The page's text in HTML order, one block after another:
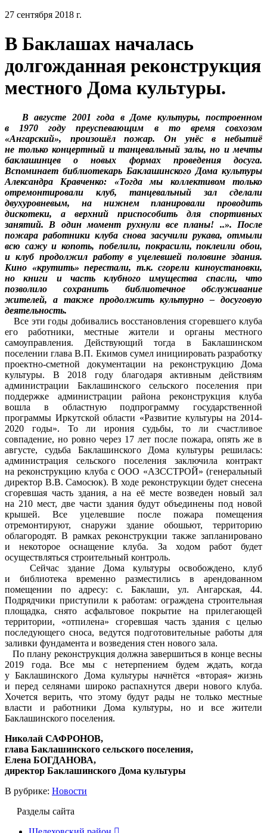
27 сентября 2018 г.
В Баклашах началась
долгожданная реконструкция
местного Дома культуры.
В августе 2001 года в Доме культуры, построенном
в 1970 году преуспевающим в то время совхозом
«Ангарский», произошёл пожар. Он унёс в небытиё
не только концертный и танцевальный залы, но и мечты
баклашинцев о новых формах проведения досуга.
Вспоминает библиотекарь Баклашинского Дома культуры
Александра Кравченко: «Тогда мы коллективом только
отремонтировали клуб, танцевальный зал сделали
двухуровневым, на нижнем планировали проводить
дискотеки, а верхний приспособить для спортивных
занятий. В один момент рухнули все планы! ..». После
пожара работники клуба снова засучили рукава, отмыли
всю сажу и копоть, побелили, покрасили, поклеили обои,
и клуб продолжил работу в уцелевшей половине здания.
Кино «крутить» перестали, т.к. сгорели киноустановки,
но книги и часть клубного имущества спасли, что
позволило сохранить библиотечное обслуживание
жителей, а также продолжить культурно – досуговую
деятельность.
Все эти годы добивались восстановления сгоревшего клуба
его работники, местные жители и органы местного
самоуправления. Действующий тогда в Баклашинском
поселении глава В.П. Екимов сумел инициировать разработку
проектно-сметной документации на реконструкцию Дома
культуры. В 2018 году благодаря активным действиям
администрации Баклашинского сельского поселения при
поддержке администрации района реконструкция клуба
вошла в областную подпрограмму государственной
программы Иркутской области «Развитие культуры на 2014-
2020 годы». То ли ирония судьбы, то ли счастливое
совпадение, но ровно через 17 лет после пожара, опять же в
августе, судьба Баклашинского Дома культуры решилась:
администрация сельского поселения заключила контракт
на реконструкцию клуба с ООО «АЗССТРОЙ» (генеральный
директор В.В. Самосюк). В ходе реконструкции будет снесена
сгоревшая часть здания, а на её месте возведен новый зал
на 210 мест, две части здания будут объединены под новой
крышей. Все уцелевшие после пожара помещения
отремонтируют, снаружи здание обошьют, территорию
облагородят. В рамках реконструкции также запланировано
и некоторое оснащение клуба. За ходом работ будет
осуществляться строительный контроль.
Сейчас здание Дома культуры освобождено, клуб
и библиотека временно разместились в арендованном
помещении по адресу: с. Баклаши, ул. Ангарская, 44.
Подрядчики приступили к работам: ограждена строительная
площадка, снято асфальтовое покрытие на прилегающей
территории, «отпилена» сгоревшая часть здания с целью
последующего сноса, ведутся подготовительные работы для
заливки фундамента и возведения стен нового зала.
По плану реконструкция должна завершиться в конце весны
2019 года. Все мы с нетерпением будем ждать, когда
у Баклашинского Дома культуры начнётся «вторая» жизнь
и перед селянами широко распахнутся двери нового клуба.
Хочется верить, что этому будут рады не только местные
власти и работники Дома культуры, но и все жители
Баклашинского поселения.
Николай САФРОНОВ,
глава Баклашинского сельского поселения,
Елена БОГДАНОВА,
директор Баклашинского Дома культуры
В рубрике: Новости
Разделы сайта